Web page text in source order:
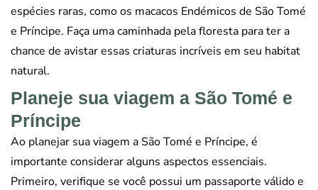
espécies raras, como os macacos Endémicos de São Tomé
e Príncipe. Faça uma caminhada pela floresta para ter a
chance de avistar essas criaturas incríveis em seu habitat
natural.
Planeje sua viagem a São Tomé e
Príncipe
Ao planejar sua viagem a São Tomé e Príncipe, é
importante considerar alguns aspectos essenciais.
Primeiro, verifique se você possui um passaporte válido e